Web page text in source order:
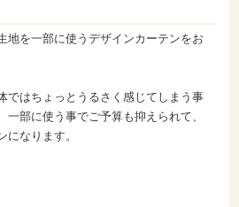
地を一部に使うデザインカーテンをお
ではちょっとうるさく感じてしまう事
一部に使う事でご予算も抑えられて、
になります。